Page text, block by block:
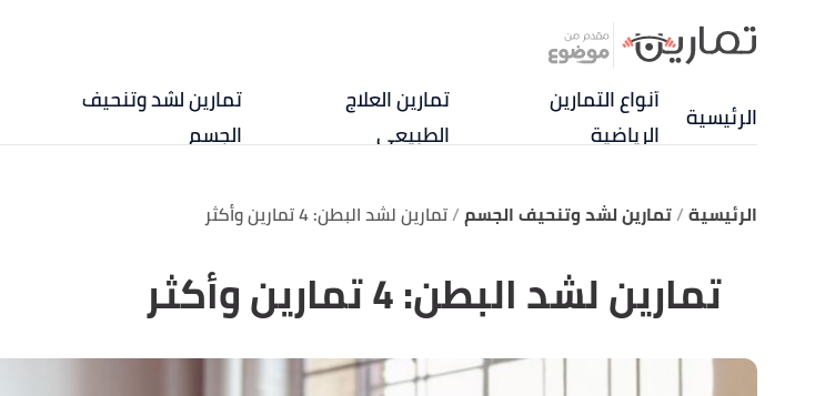
الرئيسية
أنواع التمارين
الرياضية
تمارين العلاج
الطبيعي
تمارين لشد وتنحيف
الجسم
الرئيسية تمارين لشد وتنحيف الجسم تمارين لشد البطن: 4 تمارين وأكثر
تمارين لشد البطن: 4 تمارين وأكثر